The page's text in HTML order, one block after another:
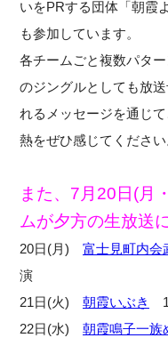
いをPRする団体「朝霞
も参加しています。
各チームごと複数パタ
のジングルとしても放
れるメッセージを通じ
熱をぜひ感じてください
また、7月20日(月
ムが夕方の生放送
20日(月)富士見町内会
演
21日(火)朝霞いぶき
22日(水)朝霞鳴子一族